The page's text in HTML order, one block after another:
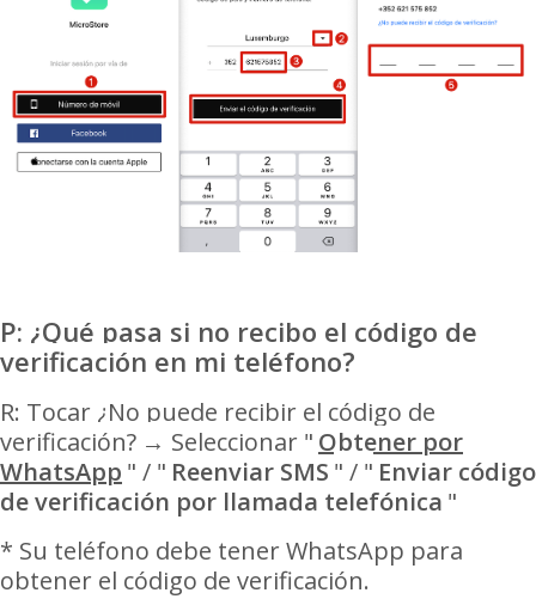
P: ¿Qué pasa si no recibo el código de
verificación en mi teléfono?
R: Tocar ¿No puede recibir el código de
verificación? → Seleccionar " Obtener por
WhatsApp " / " Reenviar SMS " / " Enviar código
de verificación por llamada telefónica "
* Su teléfono debe tenerWhatsApp para
obtener el código de verificación.